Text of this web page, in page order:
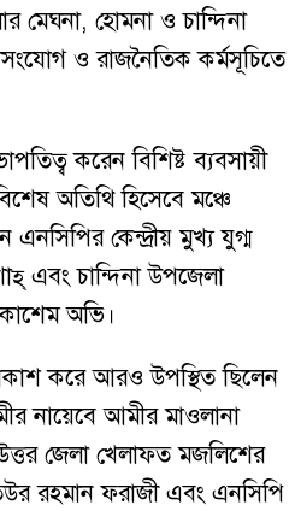
মেঘনা, হোমনা ও চান্দিনা
ও রাজনৈতিক কর্মসূচিতে
করেন বিশিষ্ট ব্যবসায়ী
অতিথি হিসেবে মঞ্চে
এনসিপির কেন্দ্রীয় মুখ্য যুগ্ম
এবং চান্দিনা উপজেলা
অভি।
করে আরও উপস্থিত ছিলেন
নায়েবে আমীর মাওলানা
জেলা খেলাফত মজলিশের
রহমান ফরাজী এবং এনসিপি